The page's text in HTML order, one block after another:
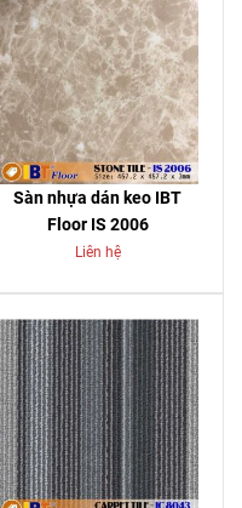
Sàn nhựa dán keo IBT
Floor IS 2006
Liên hệ